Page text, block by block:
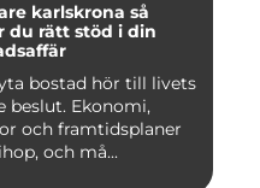
karlskrona så
du rätt stöd i din
bostad hör till livets
beslut. Ekonomi,
och framtidsplaner
och må...